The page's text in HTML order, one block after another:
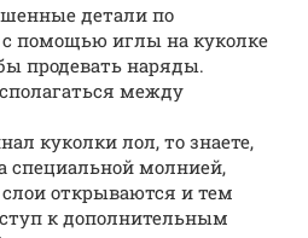
детали по
с помощью иглы на куколке
продевать наряды.
между
куколки лол, то знаете,
специальной молнией,
открываются и тем
к дополнительным